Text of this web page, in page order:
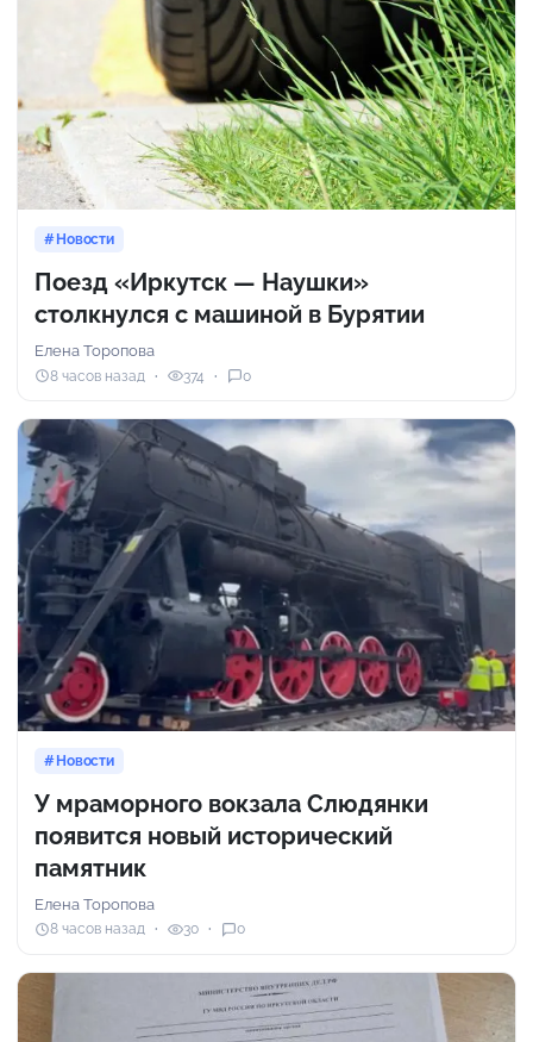
Новости
Поезд «Иркутск — Наушки»
столкнулся с машиной в Бурятии
Елена Торопова
8 часов назад 374 0
Новости
У мраморного вокзала Слюдянки
появится новый исторический
памятник
Елена Торопова
8 часов назад 30 0